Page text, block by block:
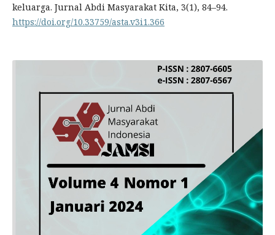
keluarga. Jurnal Abdi Masyarakat Kita, 3(1), 84–94.
https://doi.org/10.33759/asta.v3i1.366